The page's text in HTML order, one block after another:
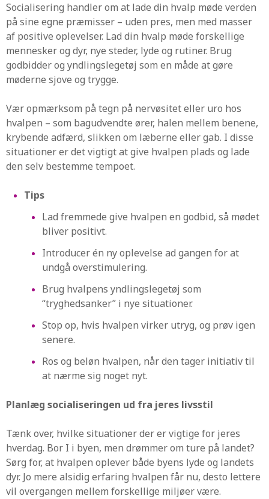
Socialisering handler om at lade din hvalp møde verden
på sine egne præmisser – uden pres, men med masser
af positive oplevelser. Lad din hvalp møde forskellige
mennesker og dyr, nye steder, lyde og rutiner. Brug
godbidder og yndlingslegetøj som en måde at gøre
møderne sjove og trygge.
Vær opmærksom på tegn på nervøsitet eller uro hos
hvalpen – som bagudvendte ører, halen mellem benene,
krybende adfærd, slikken om læberne eller gab. I disse
situationer er det vigtigt at give hvalpen plads og lade
den selv bestemme tempoet.
Tips
Lad fremmede give hvalpen en godbid, så mødet
bliver positivt.
Introducer én ny oplevelse ad gangen for at
undgå overstimulering.
Brug hvalpens yndlingslegetøj som
“tryghedsanker” i nye situationer.
Stop op, hvis hvalpen virker utryg, og prøv igen
senere.
Ros og beløn hvalpen, når den tager initiativ til
at nærme sig noget nyt.
Planlæg socialiseringen ud fra jeres livsstil
Tænk over, hvilke situationer der er vigtige for jeres
hverdag. Bor I i byen, men drømmer om ture på landet?
Sørg for, at hvalpen oplever både byens lyde og landets
dyr. Jo mere alsidig erfaring hvalpen får nu, desto lettere
vil overgangen mellem forskellige miljøer være.